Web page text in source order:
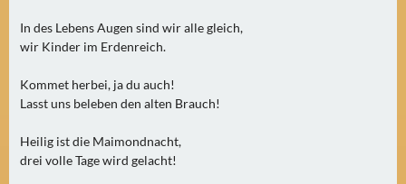
N
Ä
C
H
T
E
In des Lebens Augen sind wir alle gleich,
wir Kinder im Erdenreich.
Kommet herbei, ja du auch!
Lasst uns beleben den alten Brauch!
Heilig ist die Maimondnacht,
drei volle Tage wird gelacht!